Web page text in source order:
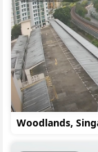
Woodlands,